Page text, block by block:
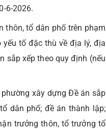
6-2026.
thôn, tổ dân phố trên phạm
tố đặc thù về địa lý, địa
sắp xếp theo quy định (nếu
xây dựng Đề án sắp
dân phố; đề án thành lập;
trưởng thôn, tổ trưởng tổ